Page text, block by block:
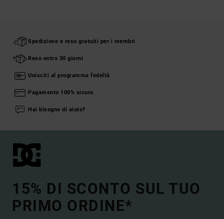
Spedizione e reso gratuiti per i membri
Reso entro 30 giorni
Unisciti al programma fedeltà
Pagamento 100% sicuro
Hai bisogno di aiuto?
15% DI SCONTO SUL TUO
PRIMO ORDINE*